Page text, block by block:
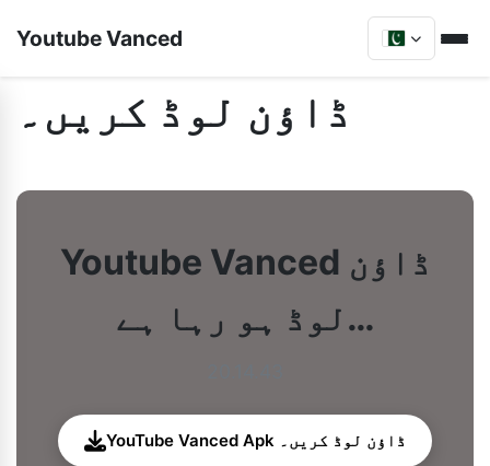
Youtube Vanced
ڈاؤن لوڈ کریں۔
Youtube Vanced ڈاؤن
لوڈ ہو رہا ہے…
YouTube Vanced Apk ڈاؤن لوڈ کریں۔